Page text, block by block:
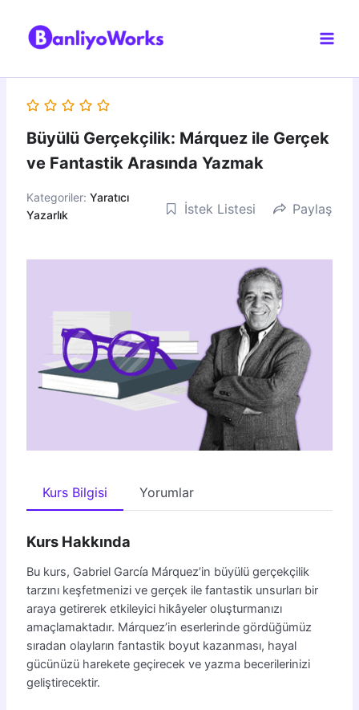
Büyülü Gerçekçilik: Márquez ile Gerçek
ve Fantastik Arasında Yazmak
Kategoriler:Yaratıcı
Yazarlık
İstek Listesi Paylaş
Kurs Bilgisi Yorumlar
Kurs Hakkında
Bu kurs, Gabriel García Márquez’in büyülü gerçekçilik
tarzını keşfetmenizi ve gerçek ile fantastik unsurları bir
araya getirerek etkileyici hikâyeler oluşturmanızı
amaçlamaktadır. Márquez’in eserlerinde gördüğümüz
sıradan olayların fantastik boyut kazanması, hayal
gücünüzü harekete geçirecek ve yazma becerilerinizi
geliştirecektir.